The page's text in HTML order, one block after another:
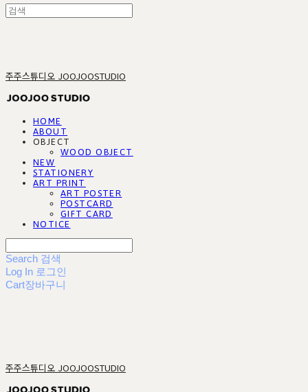
주주스튜디오 JOOJOOSTUDIO
HOME
ABOUT
OBJECT
WOOD OBJECT
NEW
STATIONERY
ART PRINT
ART POSTER
POSTCARD
GIFT CARD
NOTICE
Search 검색
Log In 로그인
Cart장바구니
주주스튜디오 JOOJOOSTUDIO